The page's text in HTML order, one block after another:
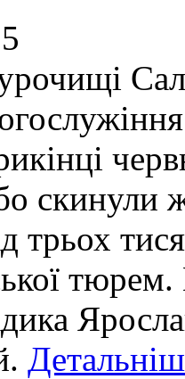
скинули
трьох